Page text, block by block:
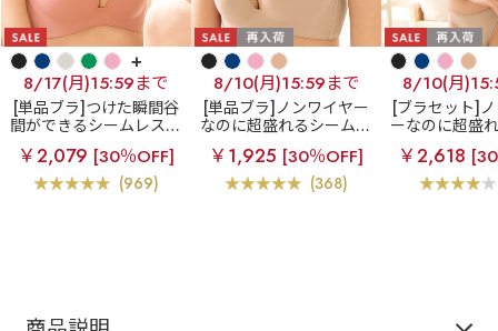
+
8/17(月)15:59まで
[単品ブラ]つけた瞬間谷
間ができるシームレスブ
ラ
超盛ブラ(R) シーム
レス 単品ブラジャー
￥2,079 [30％OFF]
(969)
8/10(月)15:59まで
[単品ブラ]ノンワイヤー
なのに超盛れるシームレ
スブラ
【WEB限定】ノ
ンワイヤー 超盛ブラ(R)
シームレス 単品ブラジャ
ー
￥1,925 [30％OFF]
(368)
8/10(月
[ブラセット]
ーなのに超盛
レスブラ
【
ノンワイヤー
(R) シームレ
ー&ショ
￥2,618